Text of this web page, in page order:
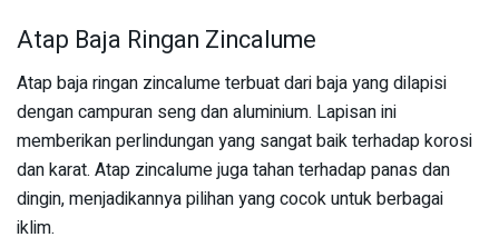
Atap Baja Ringan Zincalume
Atap baja ringan zincalume terbuat dari baja yang dilapisi
dengan campuran seng dan aluminium. Lapisan ini
memberikan perlindungan yang sangat baik terhadap korosi
dan karat. Atap zincalume juga tahan terhadap panas dan
dingin, menjadikannya pilihan yang cocok untuk berbagai
iklim.